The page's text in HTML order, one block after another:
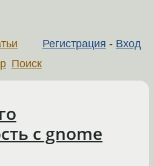
Регистрация - Вход
Поиск
с gnome